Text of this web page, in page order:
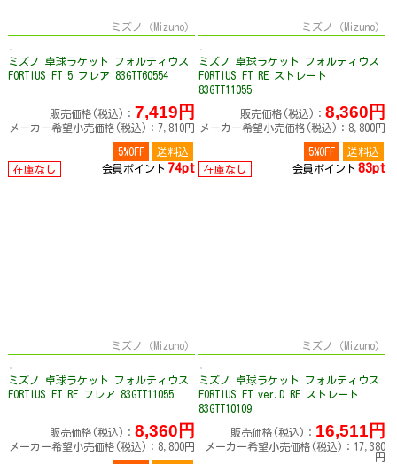
ミズノ（Mizuno）
ミズノ 卓球ラケット フォルティウス
FORTIUS FT 5 フレア 83GTT60554
販売価格(税込)： 7,419円
メーカー希望小売価格(税込)：7,810円
5%OFF
送料込
在庫なし
会員ポイント 74pt
ミズノ（Mizuno）
ミズノ 卓球ラケット フォルティウス
FORTIUS FT RE ストレート
83GTT11055
販売価格(税込)： 8,360円
メーカー希望小売価格(税込)：8,800円
5%OFF
送料込
在庫なし
会員ポイント 83pt
ミズノ（Mizuno）
ミズノ 卓球ラケット フォルティウス
FORTIUS FT RE フレア 83GTT11055
販売価格(税込)： 8,360円
メーカー希望小売価格(税込)：8,800円
ミズノ（Mizuno）
ミズノ 卓球ラケット フォルティウス
FORTIUS FT ver.D RE ストレート
83GTT10109
販売価格(税込)： 16,511円
メーカー希望小売価格(税込)：17,380
円